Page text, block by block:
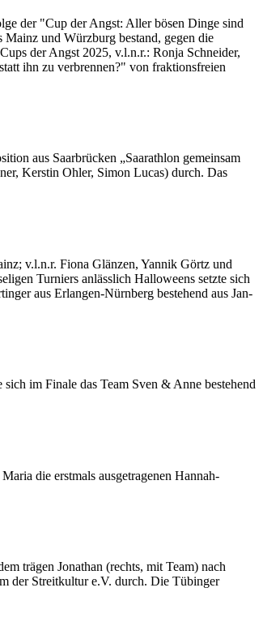
der "Cup der Angst: Aller bösen Dinge sind
und Würzburg bestand, gegen die
der Angst 2025, v.l.n.r.: Ronja Schneider,
ihn zu verbrennen?" von fraktionsfreien
aus Saarbrücken „Saarathlon gemeinsam
Kerstin Ohler, Simon Lucas) durch. Das
v.l.n.r. Fiona Glänzen, Yannik Görtz und
Turniers anlässlich Halloweens setzte sich
aus Erlangen-Nürnberg bestehend aus Jan-
im Finale das Team Sven & Anne bestehend
die erstmals ausgetragenen Hannah-
trägen Jonathan (rechts, mit Team) nach
der Streitkultur e.V. durch. Die Tübinger